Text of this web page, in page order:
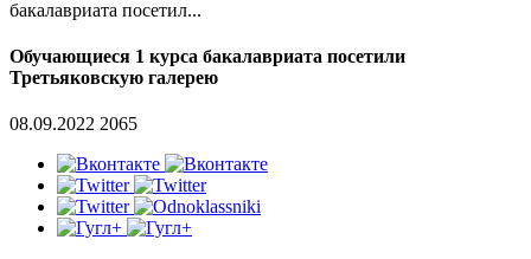
бакалавриата посетил...
Обучающиеся 1 курса бакалавриата посетили
Третьяковскую галерею
08.09.2022 2065